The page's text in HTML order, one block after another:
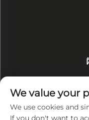
We value your
We use cookies and
If you don't want to